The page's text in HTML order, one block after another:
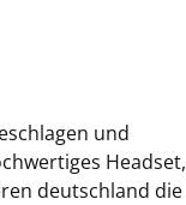
und
Headset,
deutschland die